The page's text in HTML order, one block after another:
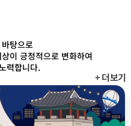
탕으로
이 긍정적으로 변화하여
력합니다.
+ 더보기